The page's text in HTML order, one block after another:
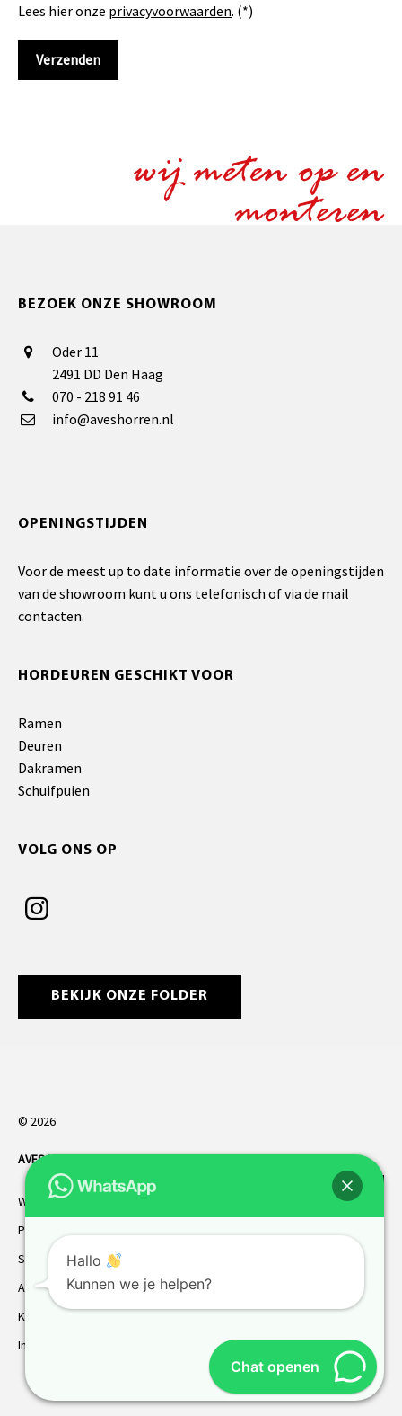
Lees hier onze privacyvoorwaarden. (*)
wij meten op en
monteren
BEZOEK ONZE SHOWROOM
Oder 11
2491 DD Den Haag
070 - 218 91 46
info@aveshorren.nl
OPENINGSTIJDEN
Voor de meest up to date informatie over de openingstijden
van de showroom kunt u ons telefonisch of via de mail
contacten.
HORDEUREN GESCHIKT VOOR
Ramen
Deuren
Dakramen
Schuifpuien
VOLG ONS OP
BEKIJK ONZE FOLDER
© 2026
AVES HORREN. Alle rechten voorbehouden.
Webdesign Vanoo Media
Privacybeleid
Sitemap
AVES garantie
Klantenservice
Inmeten
Chat openen
Hallo
Kunnen we je helpen?